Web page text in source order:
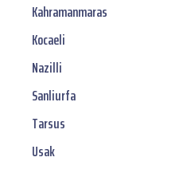
Kahramanmaras
Kocaeli
Nazilli
Sanliurfa
Tarsus
Usak